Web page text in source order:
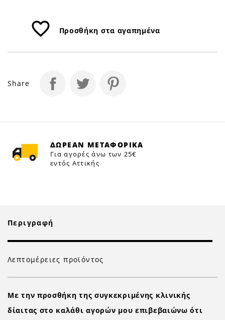
favorite_border Προσθήκη στα αγαπημένα
Share
ΔΩΡΕΑΝ ΜΕΤΑΦΟΡΙΚΑ
Για αγορές άνω των 25€
εντός Αττικής
Περιγραφή
Λεπτομέρειες προϊόντος
Με την προσθήκη της συγκεκριμένης κλινικής
δίαιτας στο καλάθι αγορών μου επιβεβαιώνω ότι